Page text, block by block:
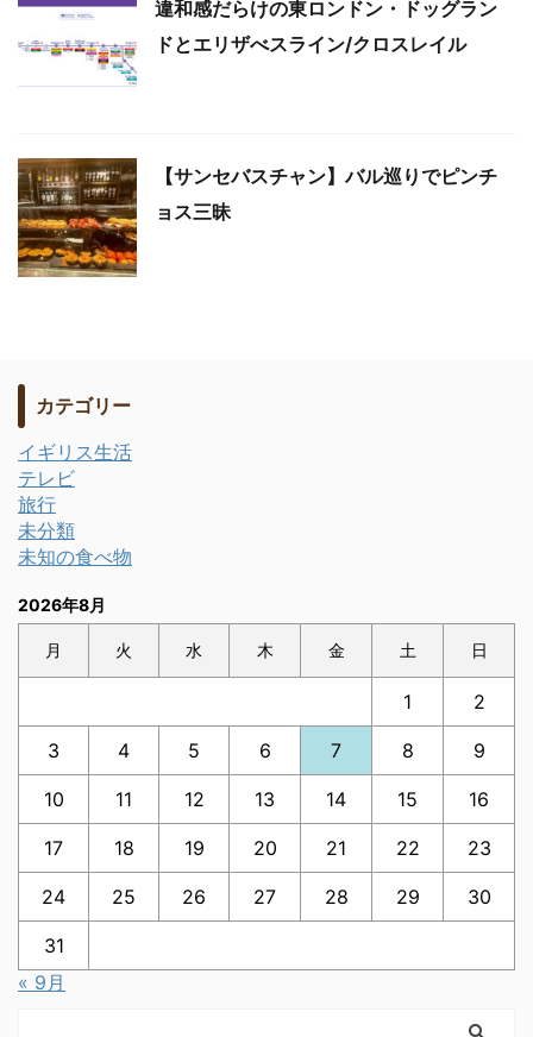
違和感だらけの東ロンドン・ドッグラン
ドとエリザべスライン/クロスレイル
【サンセバスチャン】バル巡りでピンチ
ョス三昧
カテゴリー
イギリス生活
テレビ
旅行
未分類
未知の食べ物
2026年8月
月 火 水 木 金 土 日
1 2
3 4 5 6 7 8 9
10 11 12 13 14 15 16
17 18 19 20 21 22 23
24 25 26 27 28 29 30
31
« 9月